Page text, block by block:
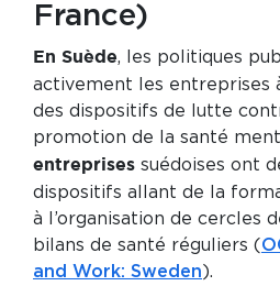
France)
En Suède, les politiques
activement les entreprises
des dispositifs de lutte
promotion de la santé
entreprises suédoises ont
dispositifs allant de la
à l’organisation de cercles
bilans de santé réguliers (
and Work: Sweden).